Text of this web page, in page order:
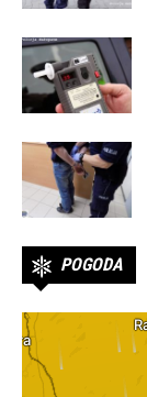
POGODA